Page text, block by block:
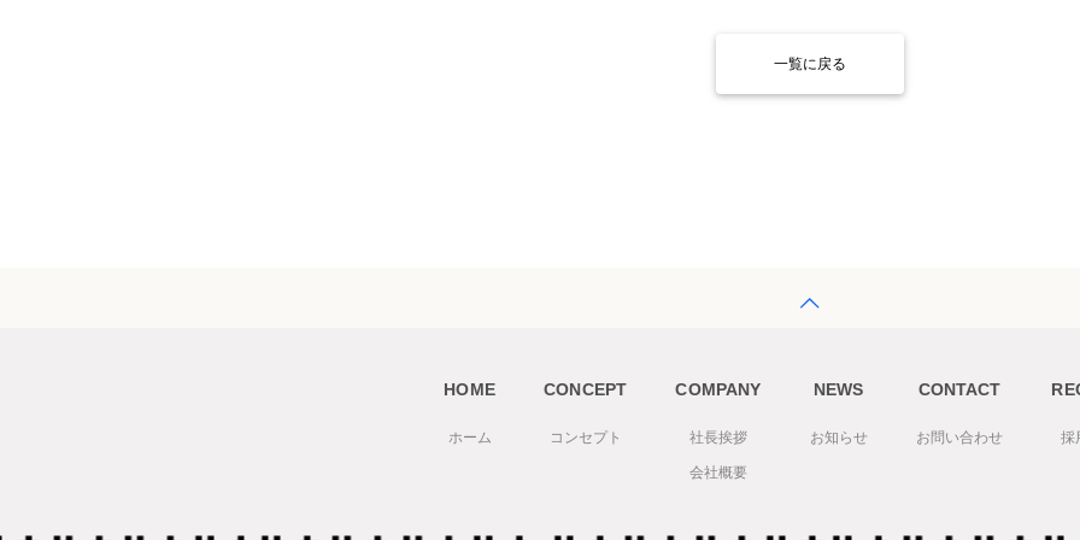
一覧に戻る
HOME
ホーム
CONCEPT
コンセプト
COMPANY
社長挨拶
会社概要
NEWS
お知らせ
CONTACT
お問い合わせ 採